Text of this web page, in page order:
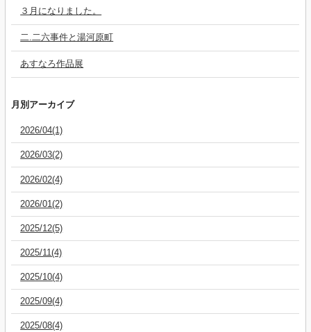
３月になりました。
二.二六事件と湯河原町
あすなろ作品展
月別アーカイブ
2026/04(1)
2026/03(2)
2026/02(4)
2026/01(2)
2025/12(5)
2025/11(4)
2025/10(4)
2025/09(4)
2025/08(4)